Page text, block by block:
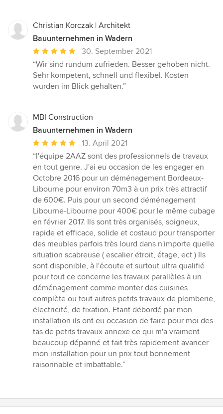
Christian Korczak | Architekt
Bauunternehmen in Wadern
Durchschnittliche
Bewertung:
5
von
30. September 2021
“Wir sind rundum zufrieden. Besser gehoben nicht.
Sehr kompetent, schnell und flexibel. Kosten
wurden im Blick gehalten.”
MBI Construction
Bauunternehmen in Wadern
Durchschnittliche
Bewertung:
5
von
5
Sternen
13. April 2021
“l'équipe 2AAZ sont des professionnels de travaux
en tout genre. J'ai eu occasion de les engager en
Octobre 2016 pour un déménagement Bordeaux-
Libourne pour environ 70m3 à un prix très attractif
de 600€. Puis pour un second déménagement
Libourne-Libourne pour 400€ pour le même cubage
en février 2017. Ils sont très organisés, soigneux,
rapide et efficace, solide et costaud pour transporter
des meubles parfois très lourd dans n'importe quelle
situation scabreuse ( escalier étroit, étage, ect ) Ils
sont disponible, à l'écoute et surtout ultra qualifié
pour tout ce concerne les travaux parallèles à un
déménagement comme monter des cuisines
complète ou tout autres petits travaux de plomberie,
électricité, de fixation. Etant débordé par mon
installation ils ont eu occasion de faire pour moi des
tas de petits travaux annexe ce qui m'a vraiment
beaucoup dépanné et fait très rapidement avancer
mon installation pour un prix tout bonnement
raisonnable et imbattable.”